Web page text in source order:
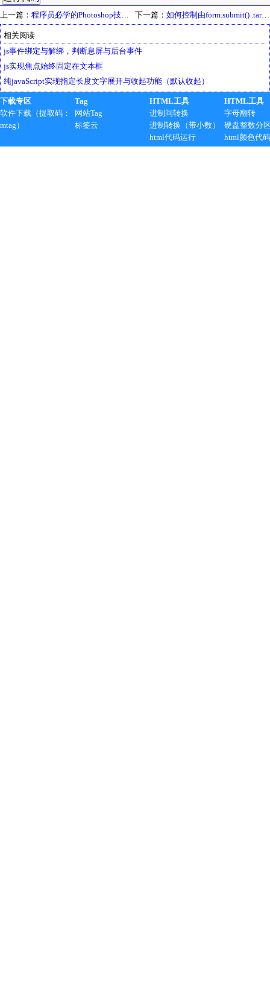
上一篇： 程序员必学的Photoshop技术之制作(一)圆角矩形图片 下一篇： 如何控制由form.submit() .target="_blank"弹出的窗口大小
相关阅读
js事件绑定与解绑，判断息屏与后台事件
js实现焦点始终固定在文本框
纯javaScript实现指定长度文字展开与收起功能（默认收起）
下载专区
软件下载（提取码：
mtag）
Tag
网站Tag
标签云
HTML工具
进制间转换
进制转换（带小数）
html代码运行
HTML工具
字母翻转
硬盘整数分
html颜色代码